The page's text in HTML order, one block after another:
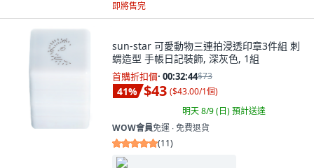
即將售完
sun-star 可愛動物三連拍浸透印章3件組 刺
蝟造型 手帳日記裝飾, 深灰色, 1組
首購折扣價· 00:32:42$73
41% $43 ($43.00/1個)
明天 8/9 (日)預計送達
WOW會員免運 ∙ 免費退貨
(11)